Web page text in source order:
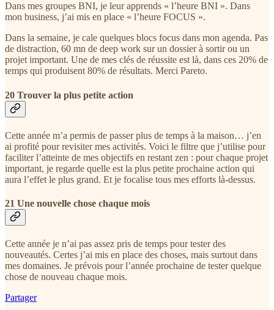
Dans mes groupes BNI, je leur apprends « l’heure BNI ». Dans
mon business, j’ai mis en place « l’heure FOCUS ».
Dans la semaine, je cale quelques blocs focus dans mon agenda. Pas
de distraction, 60 mn de deep work sur un dossier à sortir ou un
projet important. Une de mes clés de réussite est là, dans ces 20% de
temps qui produisent 80% de résultats. Merci Pareto.
20 Trouver la plus petite action
Cette année m’a permis de passer plus de temps à la maison… j’en
ai profité pour revisiter mes activités. Voici le filtre que j’utilise pour
faciliter l’atteinte de mes objectifs en restant zen : pour chaque projet
important, je regarde quelle est la plus petite prochaine action qui
aura l’effet le plus grand. Et je focalise tous mes efforts là-dessus.
21 Une nouvelle chose chaque mois
Cette année je n’ai pas assez pris de temps pour tester des
nouveautés. Certes j’ai mis en place des choses, mais surtout dans
mes domaines. Je prévois pour l’année prochaine de tester quelque
chose de nouveau chaque mois.
Partager